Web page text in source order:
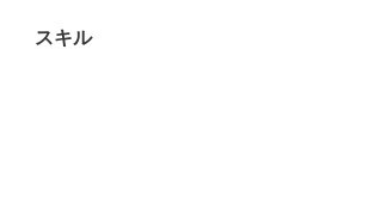
スキル